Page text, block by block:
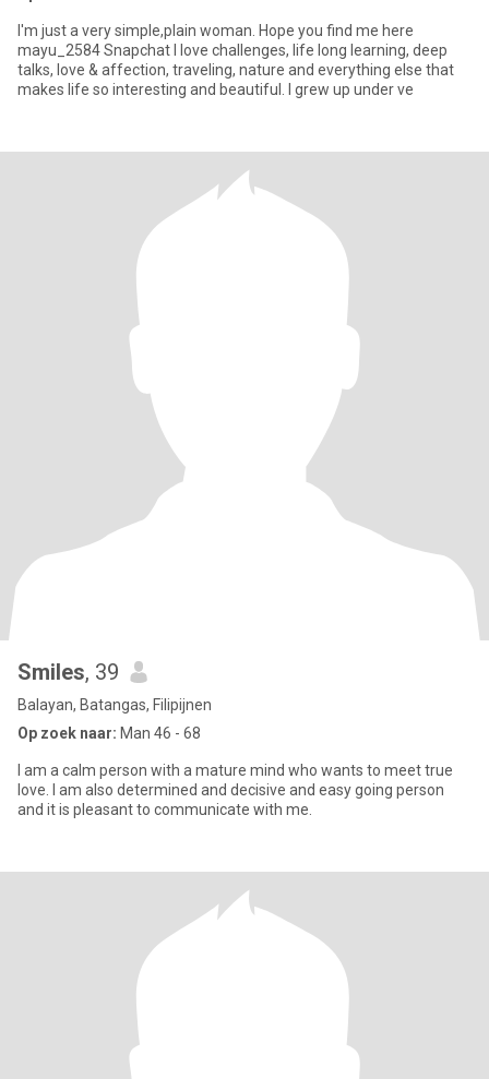
I'm just a very simple,plain woman. Hope you find me here
mayu_2584 Snapchat I love challenges, life long learning, deep
talks, love & affection, traveling, nature and everything else that
makes life so interesting and beautiful. I grew up under ve
Smiles, 39
Balayan, Batangas, Filipijnen
Op zoek naar: Man 46 - 68
I am a calm person with a mature mind who wants to meet true
love. I am also determined and decisive and easy going person
and it is pleasant to communicate with me.